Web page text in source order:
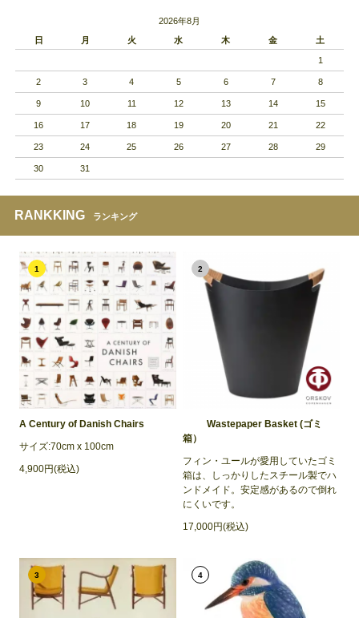
2026年8月
日
月 火 水 木 金 土
1
2 3 4 5 6 7 8
9 10 11 12 13 14 15
16 17 18 19 20 21 22
23 24 25 26 27 28 29
30 31
RANKKING ランキング
1
A Century of Danish Chairs
サイズ:70cm x 100cm
4,900円(税込)
2
Wastepaper Basket (ゴミ
箱）
フィン・ユールが愛用していたゴミ
箱は、しっかりしたスチール製でハ
ンドメイド。安定感があるので倒れ
にくいです。
17,000円(税込)
3 4